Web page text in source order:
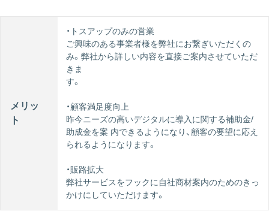
メリッ
ト
・トスアップのみの営業
ご興味のある事業者様を弊社にお繋ぎいただくの
み。弊社から詳しい内容を直接ご案内させていただ
きま
す。
・顧客満足度向上
昨今ニーズの高いデジタルに導入に関する補助金/
助成金を案 内できるようになり、顧客の要望に応え
られるようになります。
・販路拡大
弊社サービスをフックに自社商材案内のためのきっ
かけにしていただけます。